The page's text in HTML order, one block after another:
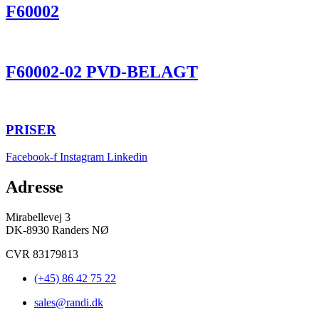
F60002
F60002-02 PVD-BELAGT
PRISER
Facebook-f Instagram Linkedin
Adresse
Mirabellevej 3
DK-8930 Randers NØ
CVR 83179813
(+45) 86 42 75 22
sales@randi.dk